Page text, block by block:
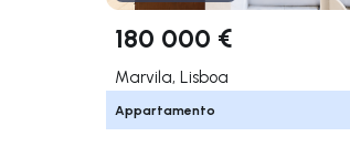
180 000 €
Marvila, Lisboa
Appartamento